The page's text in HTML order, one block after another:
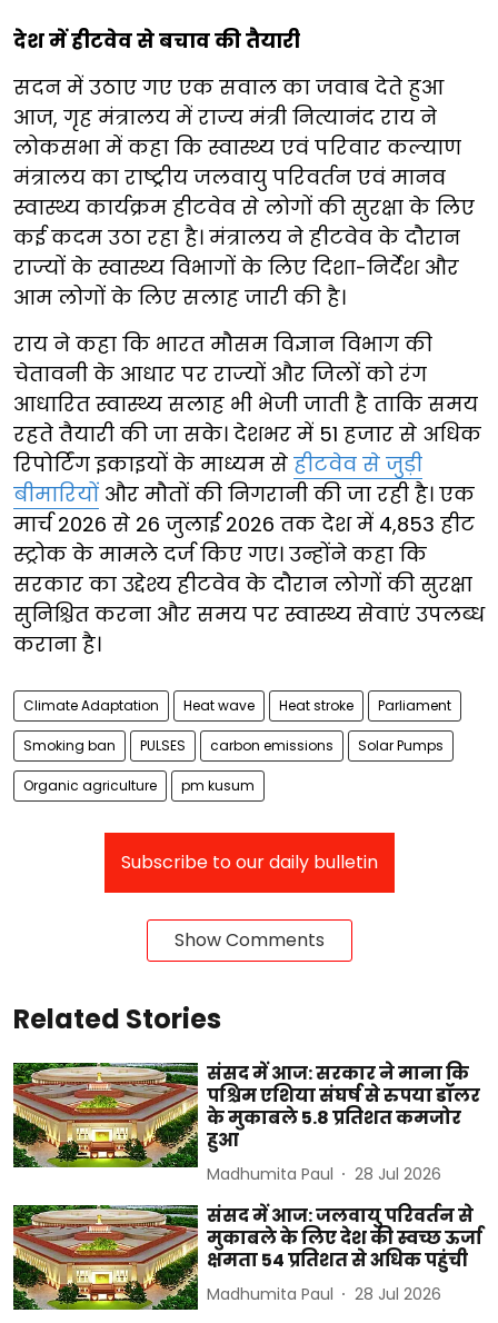
देश में हीटवेव से बचाव की तैयारी
सदन में उठाए गए एक सवाल का जवाब देते हुआ
आज, गृह मंत्रालय में राज्य मंत्री नित्यानंद राय ने
लोकसभा में कहा कि स्वास्थ्य एवं परिवार कल्याण
मंत्रालय का राष्ट्रीय जलवायु परिवर्तन एवं मानव
स्वास्थ्य कार्यक्रम हीटवेव से लोगों की सुरक्षा के लिए
कई कदम उठा रहा है। मंत्रालय ने हीटवेव के दौरान
राज्यों के स्वास्थ्य विभागों के लिए दिशा-निर्देश और
आम लोगों के लिए सलाह जारी की है।
राय ने कहा कि भारत मौसम विज्ञान विभाग की
चेतावनी के आधार पर राज्यों और जिलों को रंग
आधारित स्वास्थ्य सलाह भी भेजी जाती है ताकि समय
रहते तैयारी की जा सके। देशभर में 51 हजार से अधिक
रिपोर्टिंग इकाइयों के माध्यम से हीटवेव से जुड़ी
बीमारियों और मौतों की निगरानी की जा रही है। एक
मार्च 2026 से 26 जुलाई 2026 तक देश में 4,853 हीट
स्ट्रोक के मामले दर्ज किए गए। उन्होंने कहा कि
सरकार का उद्देश्य हीटवेव के दौरान लोगों की सुरक्षा
सुनिश्चित करना और समय पर स्वास्थ्य सेवाएं उपलब्ध
कराना है।
Climate Adaptation Heat wave Heat stroke Parliament
Smoking ban PULSES carbon emissions Solar Pumps
Organic agriculture pm kusum
Subscribe to our daily bulletin
Show Comments
Related Stories
संसद में आज: सरकार ने माना कि
पश्चिम एशिया संघर्ष से रुपया डॉलर
के मुकाबले 5.8 प्रतिशत कमजोर
हुआ
Madhumita Paul 28 Jul 2026
संसद में आज: जलवायु परिवर्तन से
मुकाबले के लिए देश की स्वच्छ ऊर्जा
क्षमता 54 प्रतिशत से अधिक पहुंची
Madhumita Paul 28 Jul 2026